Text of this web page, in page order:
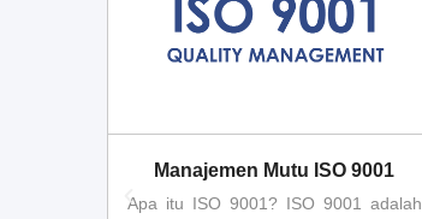
Manajemen Mutu ISO 9001
Apa itu ISO 9001? ISO 9001 adalah